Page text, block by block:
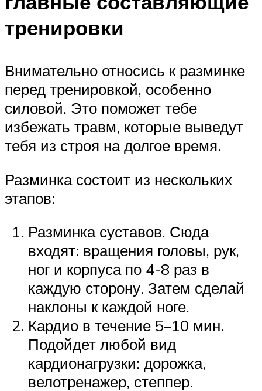
тренировки
Внимательно относись к разминке
перед тренировкой, особенно
силовой. Это поможет тебе
избежать травм, которые выведут
тебя из строя на долгое время.
Разминка состоит из нескольких
этапов:
Разминка суставов. Сюда
входят: вращения головы, рук,
ног и корпуса по 4-8 раз в
каждую сторону. Затем сделай
наклоны к каждой ноге.
Кардио в течение 5–10 мин.
Подойдет любой вид
кардионагрузки: дорожка,
велотренажер, степпер.